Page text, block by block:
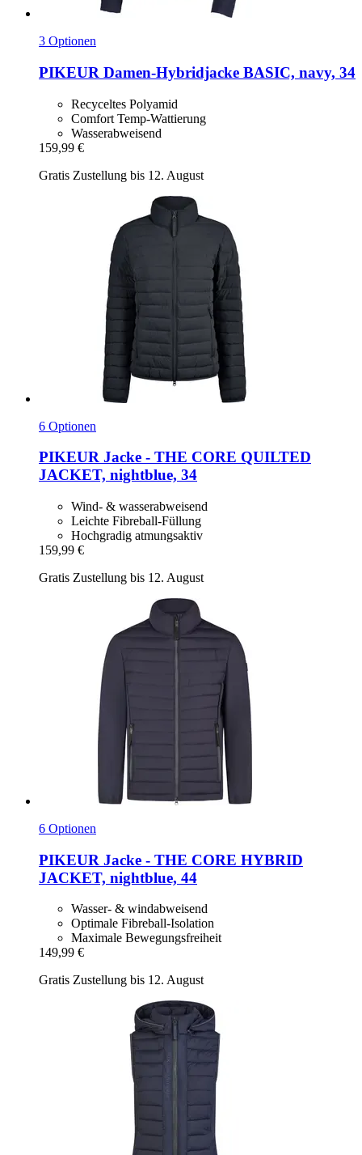
3 Optionen
PIKEUR Damen-​Hybridjacke BASIC, navy, 34
Recyceltes Polyamid
Comfort Temp-Wattierung
Wasserabweisend
159,99 €
Gratis Zustellung bis 12. August
6 Optionen
PIKEUR Jacke -​ THE CORE QUILTED
JACKET, nightblue, 34
Wind- & wasserabweisend
Leichte Fibreball-Füllung
Hochgradig atmungsaktiv
159,99 €
Gratis Zustellung bis 12. August
6 Optionen
PIKEUR Jacke -​ THE CORE HYBRID
JACKET, nightblue, 44
Wasser- & windabweisend
Optimale Fibreball-Isolation
Maximale Bewegungsfreiheit
149,99 €
Gratis Zustellung bis 12. August